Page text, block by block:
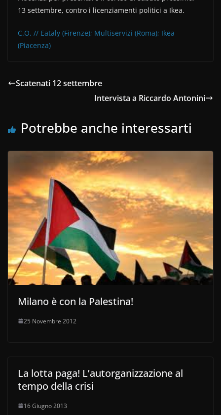
13 settembre, contro i licenziamenti politici a Ikea.
C.O. // Eataly (Firenze); Multiservizi (Roma); Ikea
(Piacenza)
Scatenati 12 settembre
Intervista a Riccardo Antonini
Potrebbe anche interessarti
Milano è con la Palestina!
25 Novembre 2012
La lotta paga! L’autorganizzazione al
tempo della crisi
16 Giugno 2013